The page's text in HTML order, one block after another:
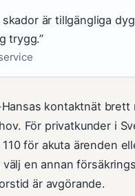
skador är tillgängliga
trygg.”
kontaktnät brett
För privatkunder i
för akuta ärenden
en annan
är avgörande.